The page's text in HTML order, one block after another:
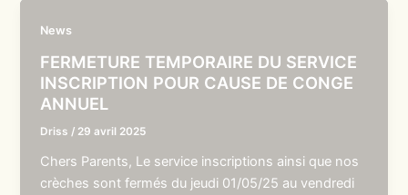
News
FERMETURE TEMPORAIRE DU SERVICE
INSCRIPTION POUR CAUSE DE CONGE
ANNUEL
Driss / 29 avril 2025
Chers Parents, Le service inscriptions ainsi que nos
crèches sont fermés du jeudi 01/05/25 au vendredi